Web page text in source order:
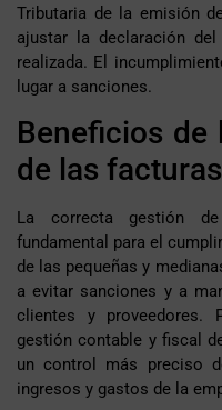
Tributaria de la emisión
ajustar la declaración
realizada. El
lugar a sanciones.
Beneficios de
de las
La correcta gestión
fundamental para el
de las pequeñas y
a evitar sanciones y a
clientes y
gestión contable y fiscal
un control más preciso
ingresos y gastos de la